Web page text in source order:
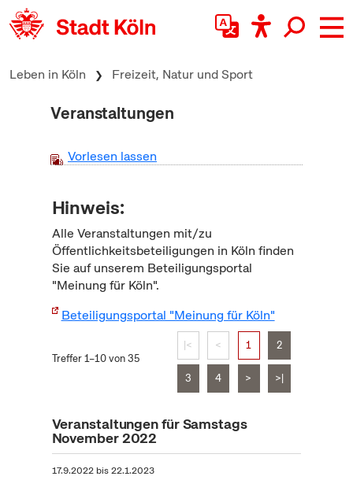
zum Inhalt springen
Leben in Köln Freizeit, Natur und Sport
Veranstaltungen
Vorlesen lassen
Hinweis:
Alle Veranstaltungen mit/zu
Öffentlichkeitsbeteiligungen in Köln finden
Sie auf unserem Beteiligungsportal
"Meinung für Köln".
Beteiligungsportal "Meinung für Köln"
Treffer 1–10 von 35
|< < 1 2
3 4 > >|
Veranstaltungen für Samstags
November 2022
17.9.2022bis22.1.2023